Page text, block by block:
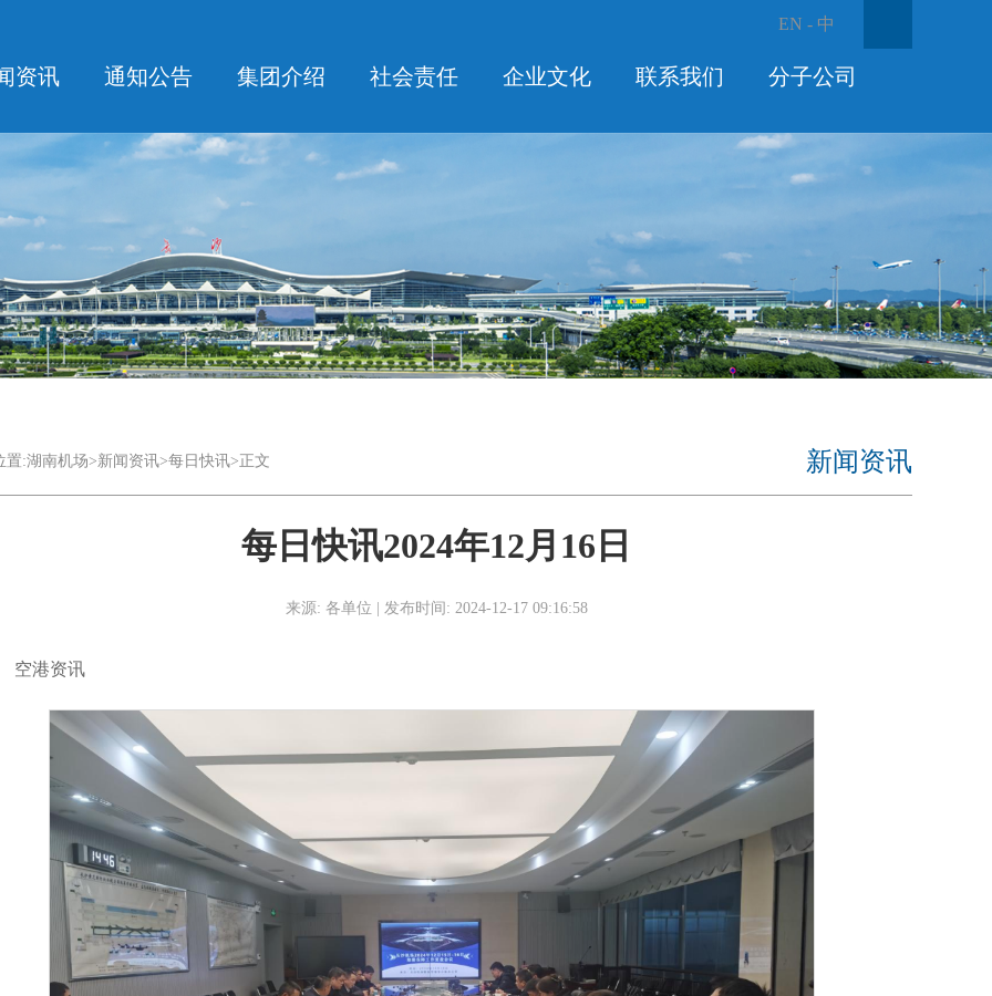
EN - 中
资讯 通知公告 集团介绍 社会责任 企业文化 联系我们 分子公司
新闻资讯
置:湖南机场>新闻资讯>每日快讯>正文
每日快讯2024年12月16日
来源: 各单位 | 发布时间: 2024-12-17 09:16:58
空港资讯